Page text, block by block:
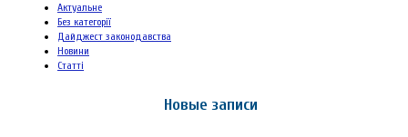
Актуальне
Без категорії
Дайджест законодавства
Новини
Статті
Новые записи